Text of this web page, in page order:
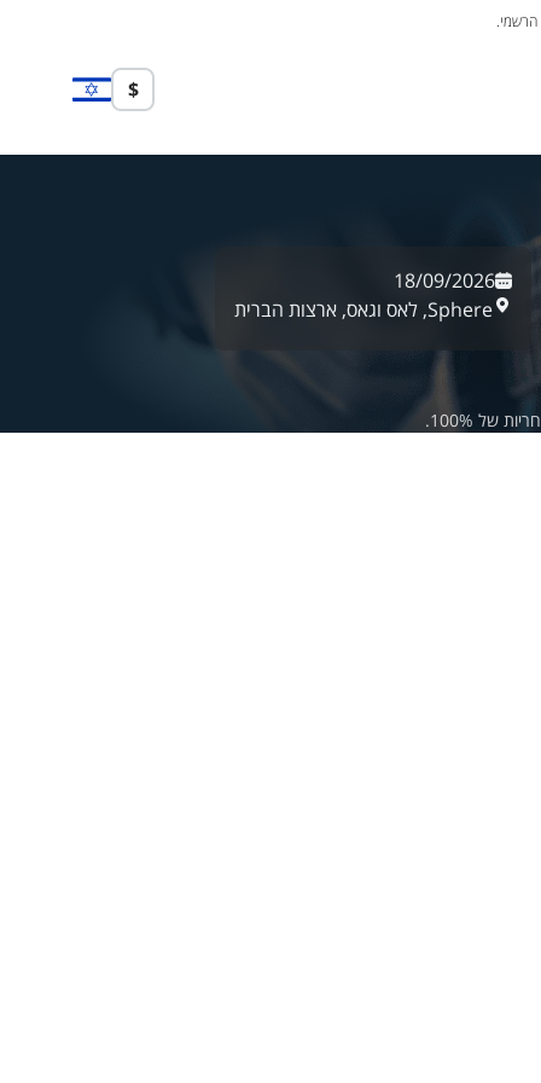
הרשמי.
$
18/09/2026
Sphere, לאס וגאס, ארצות הברית